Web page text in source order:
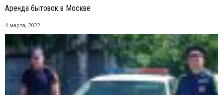
Аренда бытовок в Москве
4 марта, 2022